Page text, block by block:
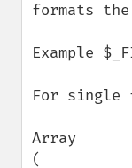
formats
Example
For
Array
(